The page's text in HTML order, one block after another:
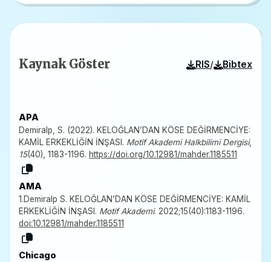
Kaynak Göster RIS/ Bibtex
APA
Demiralp, S. (2022). KELOĞLAN’DAN KÖSE DEĞİRMENCİYE:
KAMİL ERKEKLİĞİN İNŞASI. Motif Akademi Halkbilimi Dergisi,
15(40), 1183-1196. https://doi.org/10.12981/mahder.1185511
AMA
1.Demiralp S. KELOĞLAN’DAN KÖSE DEĞİRMENCİYE: KAMİL
ERKEKLİĞİN İNŞASI. Motif Akademi. 2022;15(40):1183-1196.
doi:10.12981/mahder.1185511
Chicago